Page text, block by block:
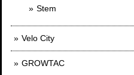
Stem
Velo City
GROWTAC